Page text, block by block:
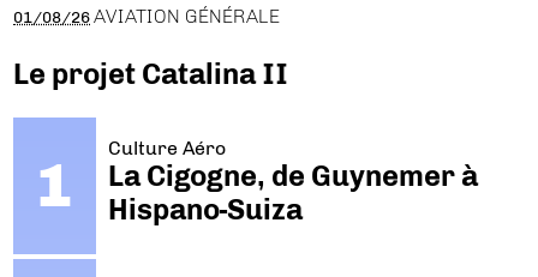
01/08/26 AVIATION GÉNÉRALE
Le projet Catalina II
Culture Aéro
La Cigogne, de Guynemer à
Hispano-Suiza